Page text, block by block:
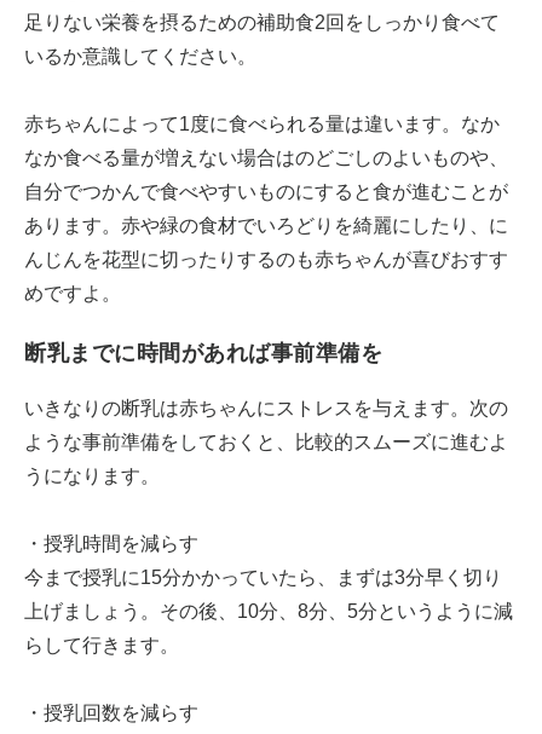
足りない栄養を摂るための補助食2回をしっかり食べて
いるか意識してください。
赤ちゃんによって1度に食べられる量は違います。なか
なか食べる量が増えない場合はのどごしのよいものや、
自分でつかんで食べやすいものにすると食が進むことが
あります。赤や緑の食材でいろどりを綺麗にしたり、に
んじんを花型に切ったりするのも赤ちゃんが喜びおすす
めですよ。
断乳までに時間があれば事前準備を
いきなりの断乳は赤ちゃんにストレスを与えます。次の
ような事前準備をしておくと、比較的スムーズに進むよ
うになります。
・授乳時間を減らす
今まで授乳に15分かかっていたら、まずは3分早く切り
上げましょう。その後、10分、8分、5分というように減
らして行きます。
・授乳回数を減らす